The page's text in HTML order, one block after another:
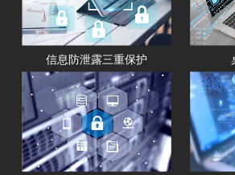
信息防泄露三重保护